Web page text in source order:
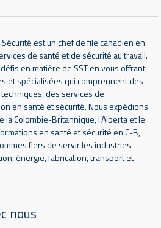
est un chef de file canadien en
de santé et de sécurité au travail.
en matière de SST en vous offrant
et spécialisées qui comprennent des
des services de
en santé et sécurité. Nous expédions
la Colombie-Britannique, l’Alberta et le
en santé et sécurité en C-B,
fiers de servir les industries
énergie, fabrication, transport et
nous